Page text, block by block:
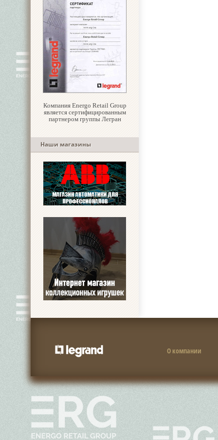
Компания Energo Retail Group
является сертифицированным
партнером группы Легран
Наши магазины
О компании